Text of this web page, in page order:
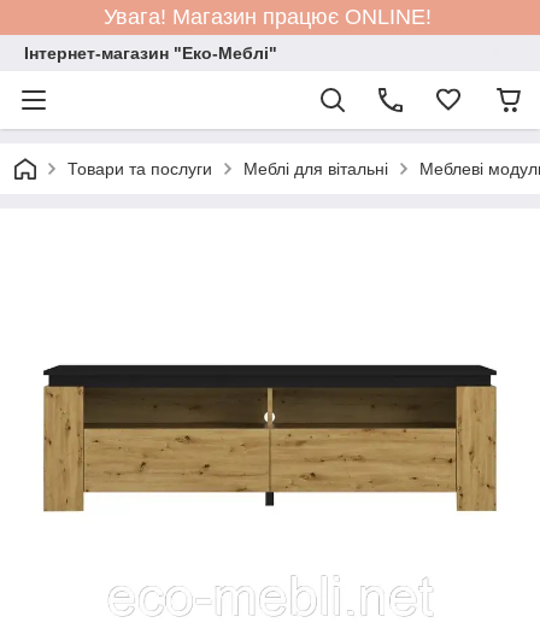
Увага! Магазин працює ONLINE!
Інтернет-магазин "Еко-Меблі"
Товари та послуги Меблі для вітальні Меблеві